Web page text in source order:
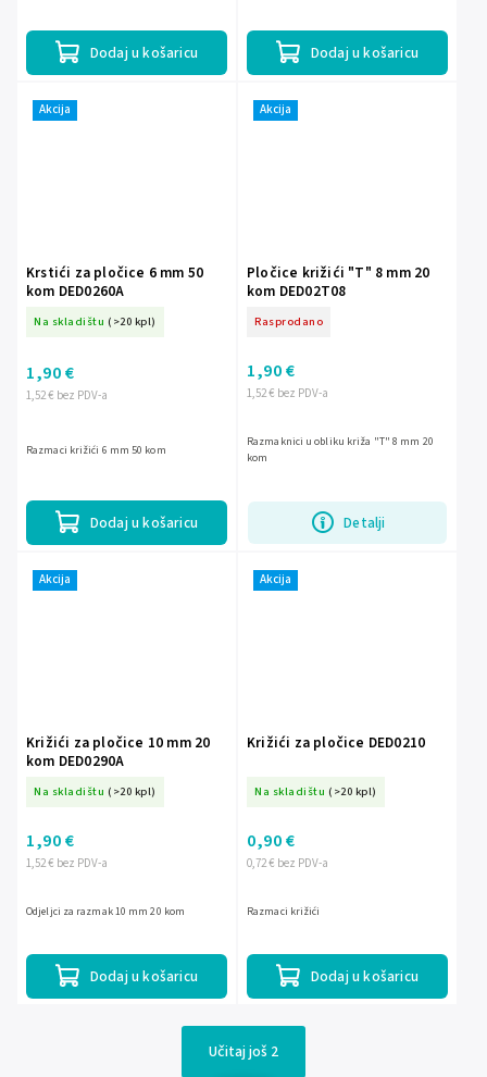
Dodaj u košaricu Dodaj u košaricu
Akcija
Krstići za pločice 6 mm 50
kom DED0260A
Na skladištu (>20 kpl)
1,52 € bez PDV-a
1,90 €
Dodaj u košaricu
Razmaci križići 6 mm 50 kom
Akcija
Pločice križići "T" 8 mm 20
kom DED02T08
Rasprodano
1,52 € bez PDV-a
1,90 €
Detalji
Razmaknici u obliku križa "T" 8 mm 20
kom
Akcija
Križići za pločice 10 mm 20
kom DED0290A
Na skladištu (>20 kpl)
1,52 € bez PDV-a
1,90 €
Dodaj u košaricu
Odjeljci za razmak 10 mm 20 kom
Akcija
Križići za pločice DED0210
Na skladištu (>20 kpl)
0,72 € bez PDV-a
0,90 €
Dodaj u košaricu
Razmaci križići
Učitaj još 2